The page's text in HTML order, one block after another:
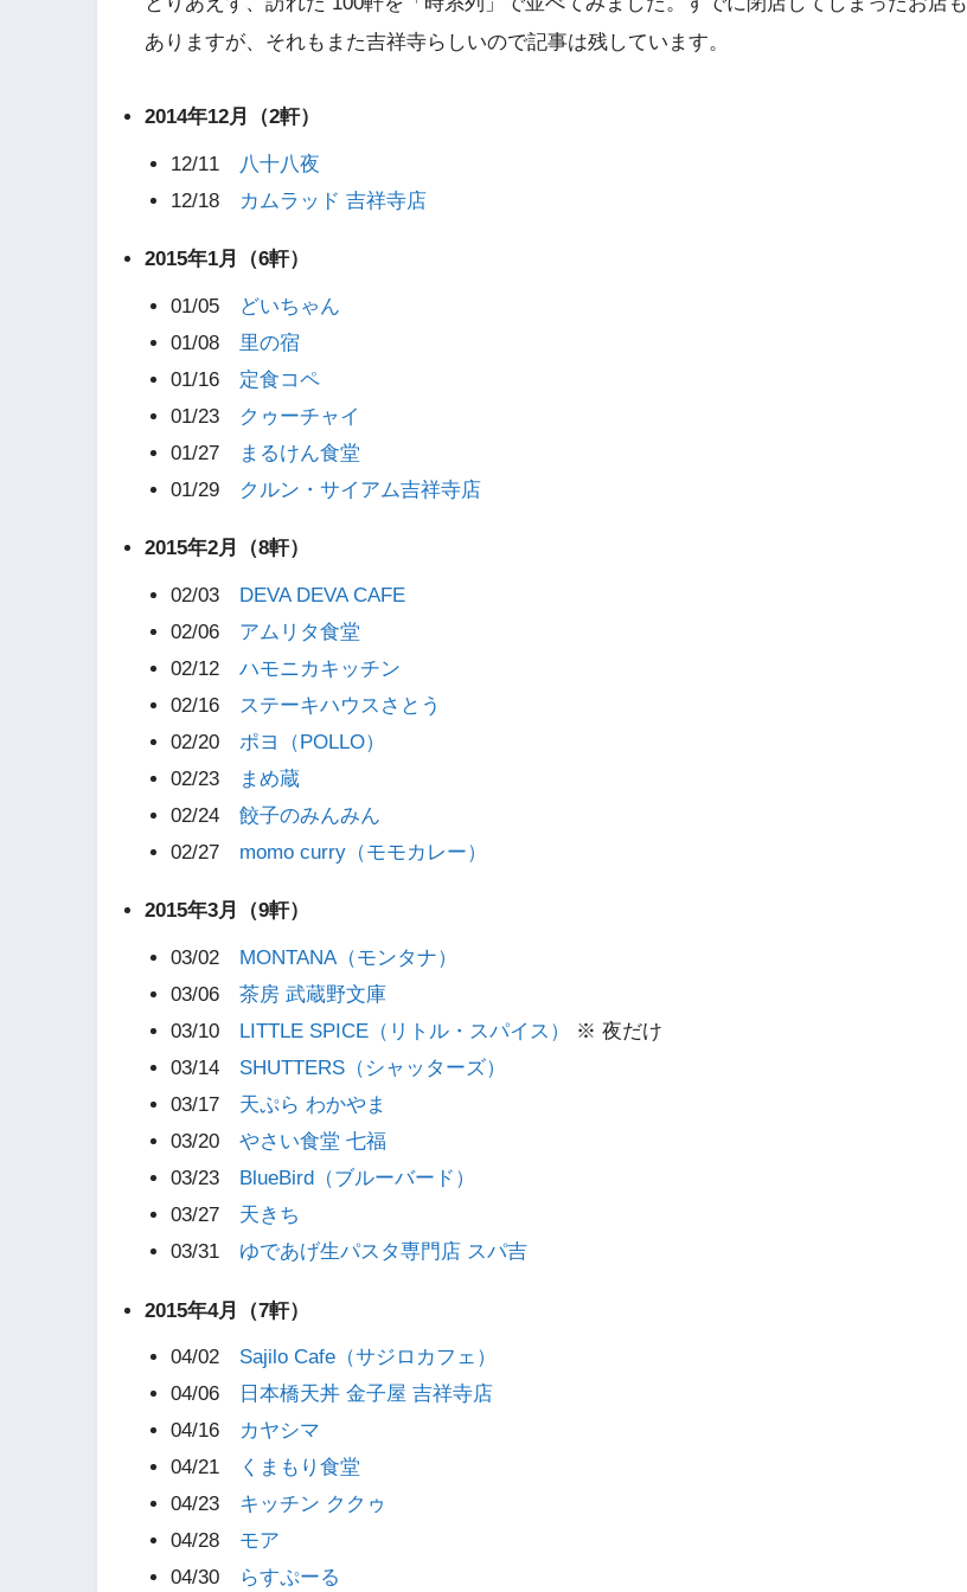
ありますが、それもまた吉祥寺らしいので記事は残しています。
2014年12月（2軒）
12/11
八十八夜
12/18 カムラッド 吉祥寺店
2015年1月（6軒）
01/05 どいちゃん
01/08 里の宿
01/16 定食コペ
01/23 クゥーチャイ
01/27
まるけん食堂
01/29 クルン・サイアム吉祥寺店
2015年2月（8軒）
02/03 DEVA DEVA CAFE
02/06 アムリタ食堂
02/12ハモニカキッチン
02/16 ステーキハウスさとう
02/20ポヨ（POLLO）
02/23
まめ蔵
02/24餃子のみんみん
02/27 momo curry（モモカレー）
2015年3月（9軒）
03/02 MONTANA（モンタナ）
03/06茶房 武蔵野文庫
03/10 LITTLE SPICE（リトル・スパイス）
※ 夜だけ
03/14 SHUTTERS（シャッターズ）
03/17 天ぷら わかやま
03/20やさい食堂 七福
03/23 BlueBird（ブルーバード）
03/27 天きち
03/31 ゆであげ生パスタ専門店 スパ吉
2015年4月（7軒）
04/02 Sajilo Cafe（サジロカフェ）
04/06
日本橋天丼 金子屋 吉祥寺店
04/16 カヤシマ
04/21
くまもり食堂
04/23 キッチン ククゥ
04/28 モア
04/30
らすぷーる